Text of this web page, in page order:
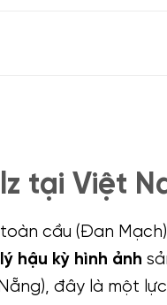
tại Việt
cầu (Đan
hậu kỳ hình ảnh
đây là một